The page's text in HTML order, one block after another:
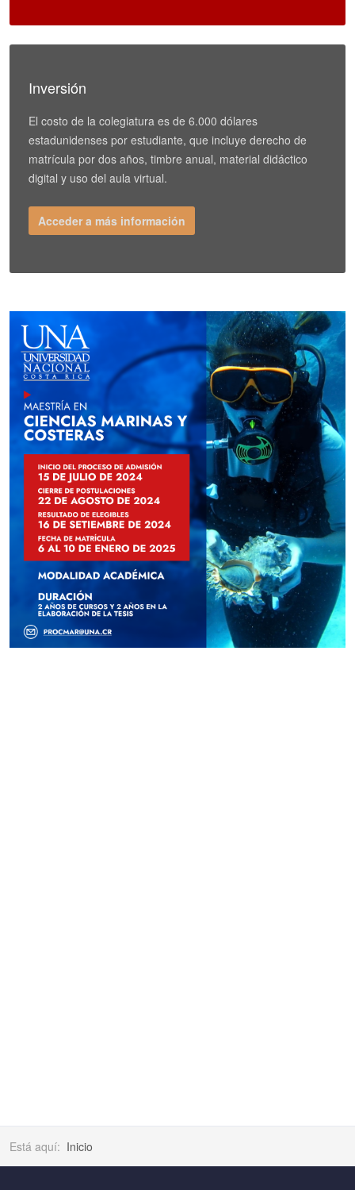
Inversión
El costo de la colegiatura es de 6.000 dólares
estadunidenses por estudiante, que incluye derecho de
matrícula por dos años, timbre anual, material didáctico
digital y uso del aula virtual.
Acceder a más información
Está aquí: Inicio